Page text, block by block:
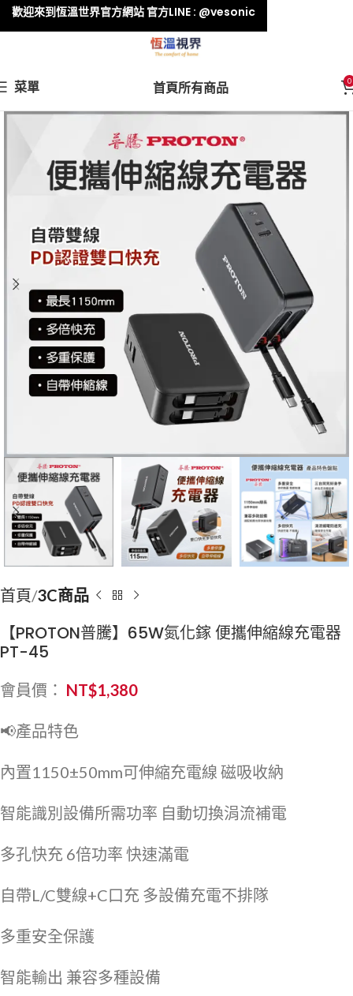
菜單 首頁所有商品 0
首頁 3C商品
【PROTON普騰】65W氮化鎵 便攜伸縮線充電器
PT-45
會員價： NT$1,380
📢產品特色
內置1150±50mm可伸縮充電線 磁吸收納
智能識別設備所需功率 自動切換涓流補電
多孔快充 6倍功率 快速滿電
自帶L/C雙線+C口充 多設備充電不排隊
多重安全保護
智能輸出 兼容多種設備
歡迎來到恆溫世界官方網站 官方LINE : @vesonic